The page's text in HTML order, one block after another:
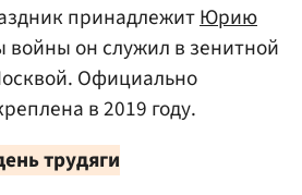
принадлежитЮрию
войны он служил в зенитной
Официально
в 2019 году.
трудяги